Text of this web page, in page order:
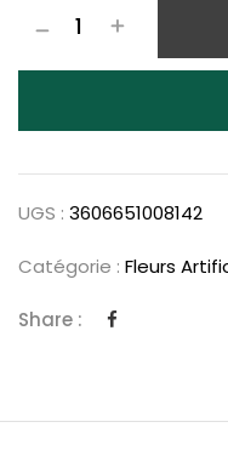
UGS : 3606651008142
Catégorie : Fleurs
Share :